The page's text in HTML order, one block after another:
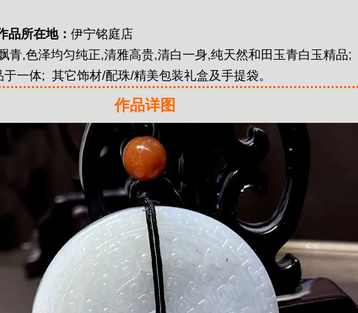
品所在地： 伊宁铭庭店
青,色泽均匀纯正,清雅高贵,清白一身,纯天然和田玉青白玉精品;
于一体; 其它饰材/配珠/精美包装礼盒及手提袋。
作品详图